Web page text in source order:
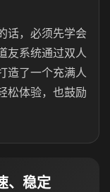
话，必须先学会
友系统通过双人
造了一个充满人
松体验，也鼓励
、稳定